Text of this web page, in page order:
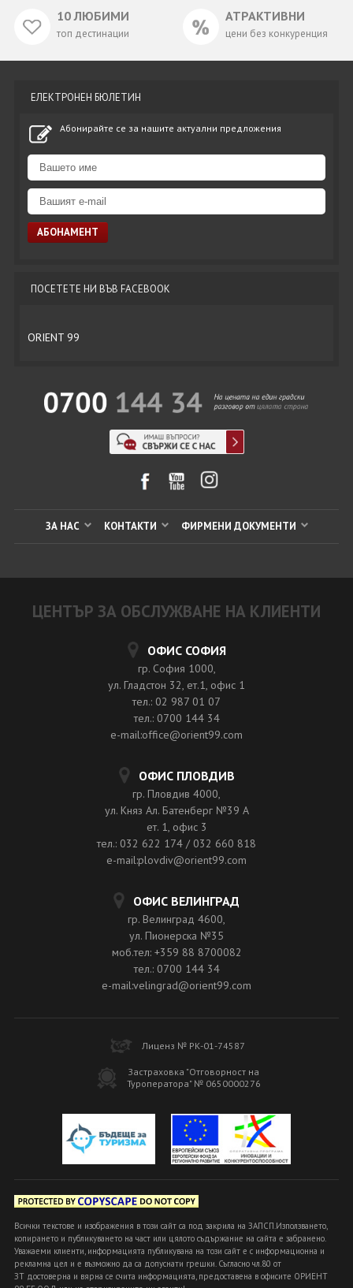
10 ЛЮБИМИ
топ дестинации
АТРАКТИВНИ
цени без конкуренция
ЕЛЕКТРОНЕН БЮЛЕТИН
Абонирайте се за нашите актуални предложения
ПОСЕТЕТЕ НИ ВЪВ FACEBOOK
ORIENT 99
ЗА НАС КОНТАКТИ ФИРМЕНИ ДОКУМЕНТИ
ЦЕНТЪР ЗА ОБСЛУЖВАНЕ НА КЛИЕНТИ
ОФИС СОФИЯ
гр. София 1000,
ул. Гладстон 32, ет.1, офис 1
тел.: 02 987 01 07
тел.: 0700 144 34
e-mail:office@orient99.com
ОФИС ПЛОВДИВ
гр. Пловдив 4000,
ул. Княз Ал. Батенберг №39 A
ет. 1, офис 3
тел.: 032 622 174 / 032 660 818
e-mail:plovdiv@orient99.com
ОФИС ВЕЛИНГРАД
гр. Велинград 4600,
ул. Пионерска №35
моб.тел: +359 88 8700082
тел.: 0700 144 34
e-mail:velingrad@orient99.com
Лиценз № РК-01-74587
Застраховка "Отговорност на
Туроператора" № 0650000276
Всички текстове и изображения в този сайт са под закрила на ЗАПСП.Използването,
копирането и публикуването на част или цялото съдържание на сайта е забранено.
Уважаеми клиенти, информацията публикувана на този сайт е с информационна и
рекламна цел и е възможно да са допуснати грешки. Съгласно чл.80 от
ЗТ достоверна и вярна се счита информацията, предоставена в офисите ОРИЕНТ